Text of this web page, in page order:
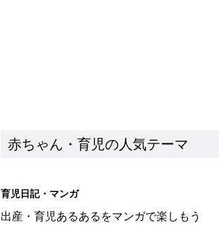
赤ちゃん・育児の人気テーマ
育児日記・マンガ
出産・育児あるあるをマンガで楽しもう